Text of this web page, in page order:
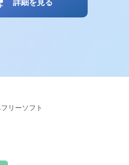
詳細を見る
リーソフト